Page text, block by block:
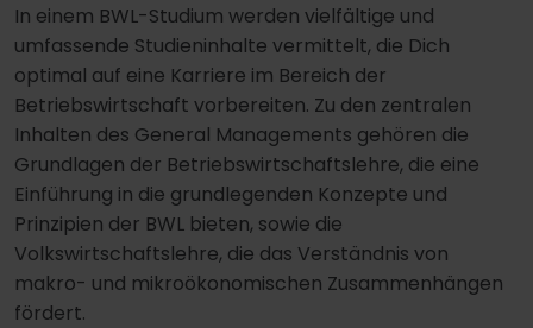
In einem BWL-Studium werden vielfältige und
umfassende Studieninhalte vermittelt, die Dich
optimal auf eine Karriere im Bereich der
Betriebswirtschaft vorbereiten. Zu den zentralen
Inhalten des General Managements gehören die
Grundlagen der Betriebswirtschaftslehre, die eine
Einführung in die grundlegenden Konzepte und
Prinzipien der BWL bieten, sowie die
Volkswirtschaftslehre, die das Verständnis von
makro- und mikroökonomischen Zusammenhängen
fördert.